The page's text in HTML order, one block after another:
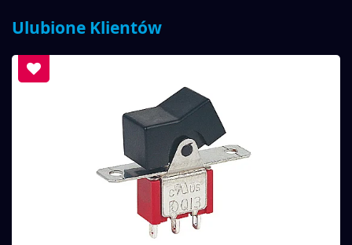
Ulubione Klientów